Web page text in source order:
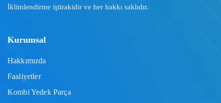
İklimlendirme iştirakidir ve her hakkı saklıdır.
Kurumsal
Hakkımızda
Faaliyetler
Kombi Yedek Parça